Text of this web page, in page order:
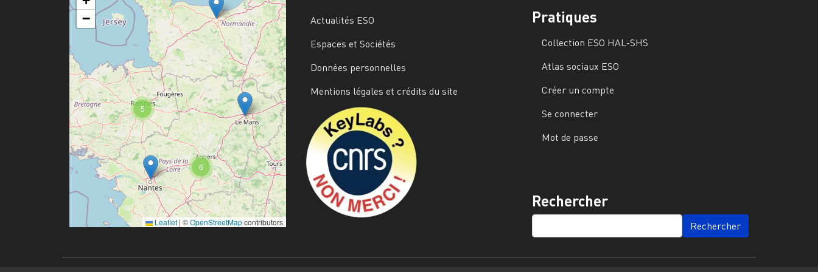
6
5
−
Leaflet | ©OpenStreetMapcontributors
Actualités ESO
Espaces et Sociétés
Données personnelles
Mentions légales et crédits du site
Pratiques
Collection ESO HAL-SHS
Atlas sociaux ESO
Créer un compte
Se connecter
Mot de passe
Rechercher
SEARCH